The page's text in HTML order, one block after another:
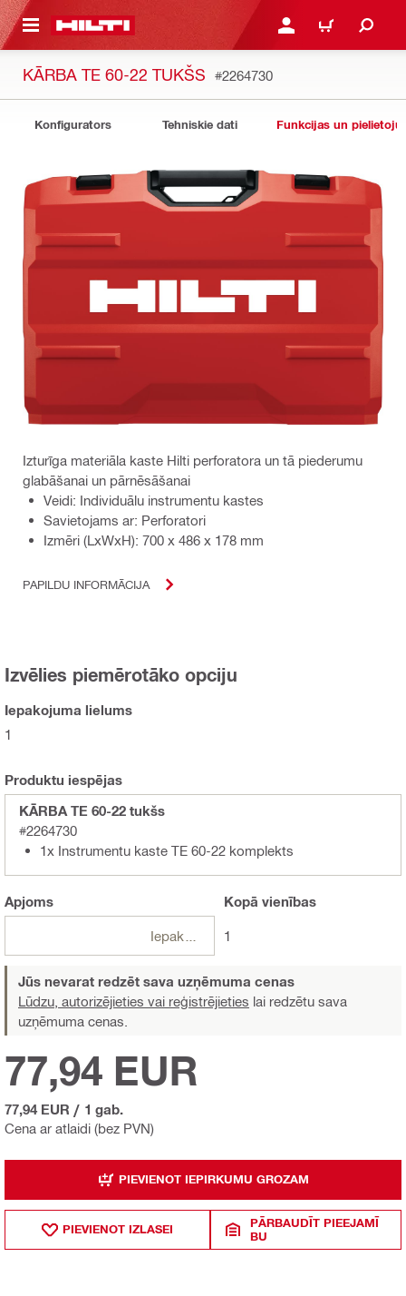
SATURU PIESLĒGTIES VAI
IEPIRKŠANĀS
KĀRBA TE 60-22 TUKŠS #2264730
Konfigurators Tehniskie dati Funkcijas un
Izturīga materiāla kaste Hilti perforatora un tā piederumu
glabāšanai un pārnēsāšanai
Veidi: Individuālu instrumentu kastes
Savietojams ar: Perforatori
Izmēri (LxWxH): 700 x 486 x 178 mm
PAPILDU INFORMĀCIJA
Izvēlies piemērotāko opciju
Iepakojuma lielums
1
Produktu iespējas
KĀRBA TE 60-22 tukšs
#2264730
1x Instrumentu kaste TE 60-22 komplekts
Apjoms Kopā vienības
1
Jūs nevarat redzēt sava uzņēmuma cenas
Lūdzu, autorizējieties vai reģistrējieties lai redzētu sava
uzņēmuma cenas.
Cena ar atlaidi (bez PVN)
77,94 EUR
77,94 EUR / 1 gab.
PIEVIENOT IEPIRKUMU GROZAM
PIEVIENOT IZLASEI
PĀRBAUDĪT PIEEJAMĪ
BU